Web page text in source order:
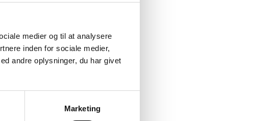
medier og til at analysere
inden for sociale medier,
andre oplysninger, du har givet
Marketing
politiske,